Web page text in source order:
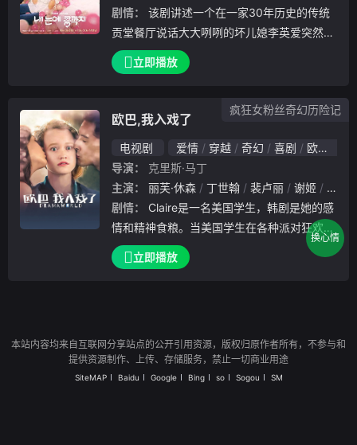
剧情：
贡堂餐厅说话大大咧咧的坏儿媳李英爱突然某
一天成为了单亲母亲，再次追逐爱情而再婚的
爱情罗曼史以及和她周围其他家庭磕磕绊绊的
立即播放
欧巴,我入戏了
电视剧 爱情 穿越 奇幻 喜剧 欧美
导演：
克里斯·马丁
主演：
丽芙·休森 丁世翰 裴卢丽 谢姬
禹棹
剧情：
情和精神食粮。当美国学生在各种派对狂欢时
，她一个人宅在宿舍抱着荧幕，沉浸在她的“
男神”最新的热剧《恋爱的滋味》的浪漫世界
男神相遇，自己还变成了剧中的女主角。
立即播放
疯狂女粉丝奇幻历险记
本站内容均来自互联网分享站点的公开引用资源，版权归原作者所有，不参与和
提供资源制作、上传、存储服务，禁止一切商业用途
SiteMAP Baidu Google Bing so Sogou SM
换心情